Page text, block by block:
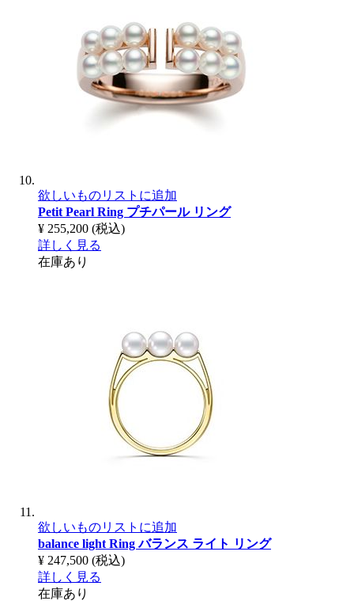
欲しいものリストに追加
Petit Pearl Ring プチパール リング
¥ 255,200 (税込)
詳しく見る
在庫あり
欲しいものリストに追加
balance light Ringバランス ライト リング
¥ 247,500 (税込)
詳しく見る
在庫あり